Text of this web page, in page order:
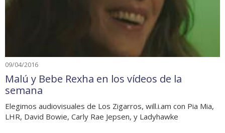
09/04/2016
Malú y Bebe Rexha en los vídeos de la
semana
Elegimos audiovisuales de Los Zigarros, will.i.am con Pia Mia,
LHR, David Bowie, Carly Rae Jepsen, y Ladyhawke